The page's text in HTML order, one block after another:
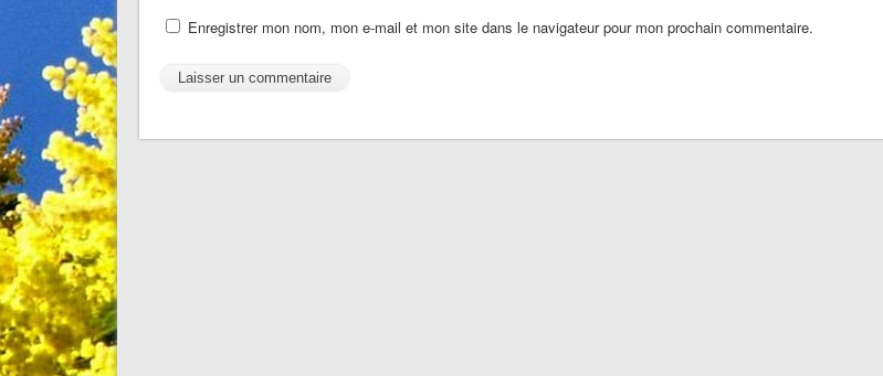
Enregistrer mon nom, mon e-mail et mon site dans le navigateur pour mon prochain commentaire.